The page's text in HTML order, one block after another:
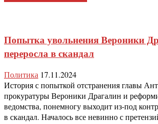
Попытка увольнения Вероники
переросла в скандал
Политика 17.11.2024
История с попыткой отстранения главы
прокуратуры Вероники Драгалин и
ведомства, понемногу выходит из-под
в скандал. Началось все невинно с